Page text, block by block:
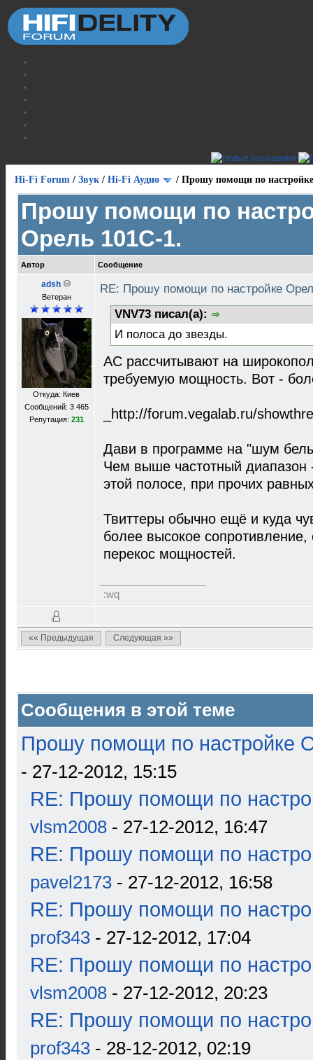
Hi-Fi Forum / Звук / Hi-Fi Аудио / Прошу помощи по
Прошу помощи по
Орель 101С-1.
Автор Сообщение
adsh
Ветеран
Откуда: Киев
Сообщений: 3 465
Репутация: 231
RE: Прошу помощи по настройке
VNV73 писал(а):
И полоса до звезды.
АС рассчитывают на
требуемую мощность. Вот -
_http://forum.vegalab.ru/
Дави в программе на "шум
Чем выше частотный
этой полосе, при прочих
Твиттеры обычно ещё и куда
более высокое
перекос мощностей.
:wq
«« Предыдущая Следующая »»
Сообщения в этой теме
Прошу помощи по настройке
- 27-12-2012, 15:15
RE: Прошу помощи по
vlsm2008 - 27-12-2012, 16:47
RE: Прошу помощи по
pavel2173 - 27-12-2012, 16:58
RE: Прошу помощи по
prof343 - 27-12-2012, 17:04
RE: Прошу помощи по
vlsm2008 - 27-12-2012, 20:23
RE: Прошу помощи по
prof343 - 28-12-2012, 02:19